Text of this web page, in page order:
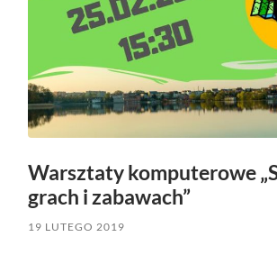
Warsztaty komputerowe
grach i zabawach”
19 LUTEGO 2019